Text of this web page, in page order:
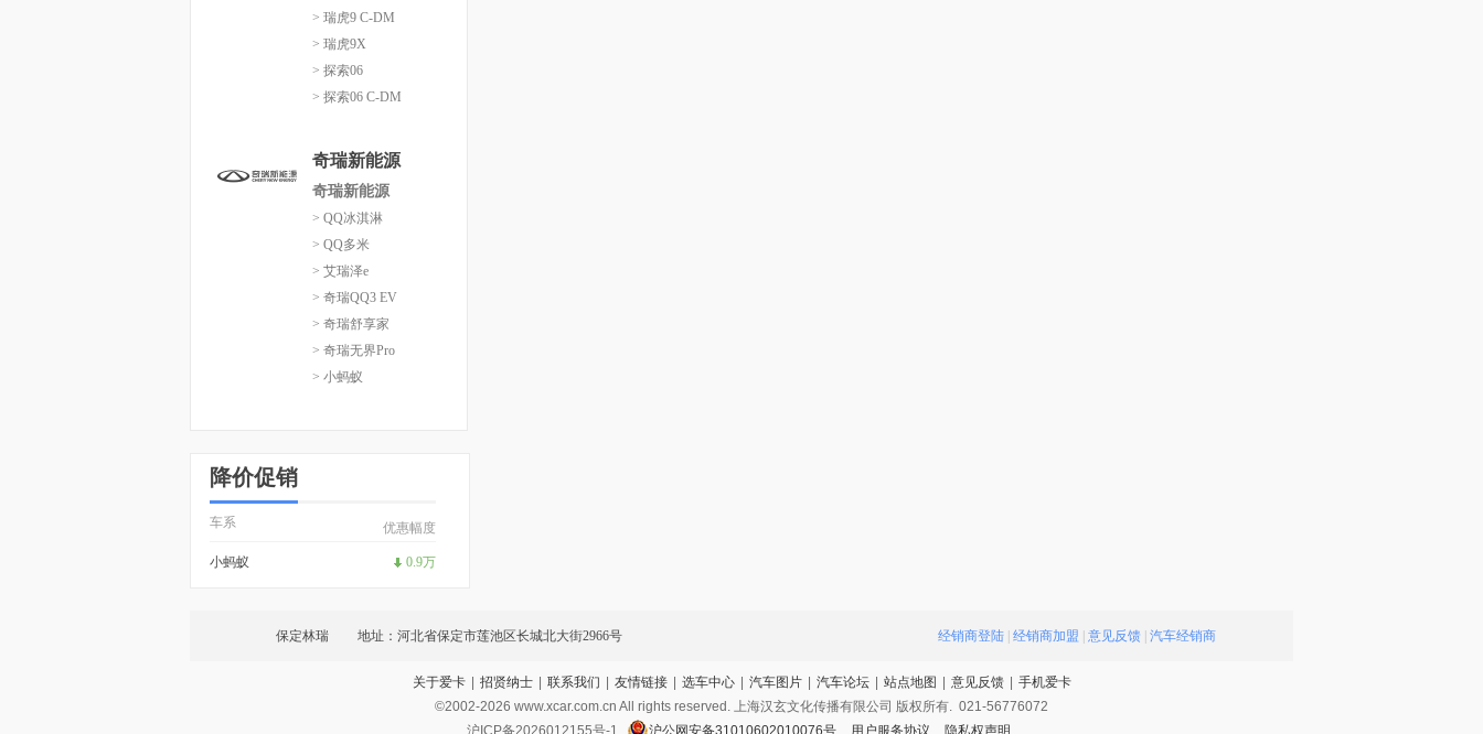
> 瑞虎9 C-DM
> 瑞虎9X
> 探索06
> 探索06 C-DM
奇瑞新能源
奇瑞新能源
> QQ冰淇淋
> QQ多米
> 艾瑞泽e
> 奇瑞QQ3 EV
> 奇瑞舒享家
> 奇瑞无界Pro
> 小蚂蚁
降价促销
车系 优惠幅度
小蚂蚁 0.9万
保定林瑞 地址：河北省保定市莲池区长城北大街2966号 经销商登陆 经销商加盟 意见反馈 汽车经销商
关于爱卡 招贤纳士 联系我们 友情链接 选车中心 汽车图片 汽车论坛 站点地图 意见反馈
手机爱卡
©2002-2026 www.xcar.com.cn All rights reserved. 上海汉玄文化传播有限公司 版权所有. 021-56776072
沪ICP备2026012155号-1
沪公网安备31010602010076号 用户服务协议 隐私权声明